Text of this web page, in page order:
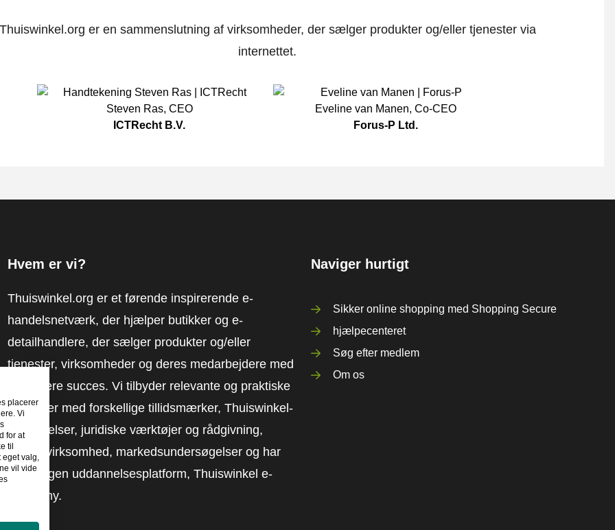
er en sammenslutning af virksomheder, der sælger produkter og/eller tjenester via
internettet.
Steven Ras, CEO
ICTRecht B.V.
Eveline van Manen, Co-CEO
Forus-P Ltd.
Hvem er vi?
Thuiswinkel.org er et førende inspirerende e-
handelsnetværk, der hjælper butikker og e-
detailhandlere, der sælger produkter og/eller
tjenester, virksomheder og deres medarbejdere med
at få mere succes. Vi tilbyder relevante og praktiske
løsninger med forskellige tillidsmærker, Thuiswinkel-
anmeldelser, juridiske værktøjer og rådgivning,
fortalervirksomhed, markedsundersøgelser og har
vores egen uddannelsesplatform, Thuiswinkel e-
Academy.
Naviger hurtigt
Sikker online shopping med Shopping Secure
hjælpecenteret
Søg efter medlem
Om os
placerer
Vi
for at
til
eget valg,
vil vide